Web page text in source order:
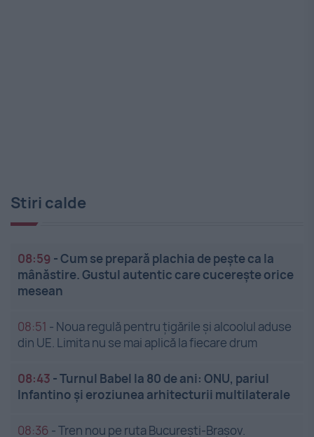
Stiri calde
08:59 -Cum se prepară plachia de pește ca la
mânăstire. Gustul autentic care cucerește orice
mesean
08:51 - Noua regulă pentru țigările și alcoolul aduse
din UE. Limita nu se mai aplică la fiecare drum
08:43 -Turnul Babel la 80 de ani: ONU, pariul
Infantino și eroziunea arhitecturii multilaterale
08:36 -Tren nou pe ruta București-Brașov.